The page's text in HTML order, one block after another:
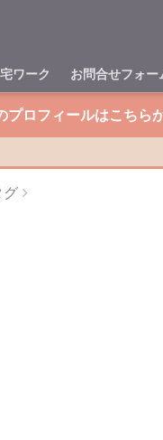
ワーク お問合せフォー
プロフィールはこちら